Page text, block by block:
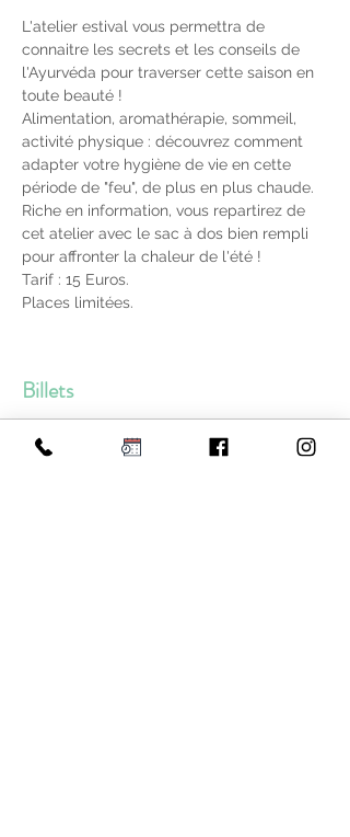
L'atelier estival vous permettra de
connaitre les secrets et les conseils de
l'Ayurvéda pour traverser cette saison en
toute beauté !
Alimentation, aromathérapie, sommeil,
activité physique : découvrez comment
adapter votre hygiène de vie en cette
période de "feu", de plus en plus chaude.
Riche en information, vous repartirez de
cet atelier avec le sac à dos bien rempli
pour affronter la chaleur de l'été !
Tarif : 15 Euros.
Places limitées.
Billets
Vente expirée